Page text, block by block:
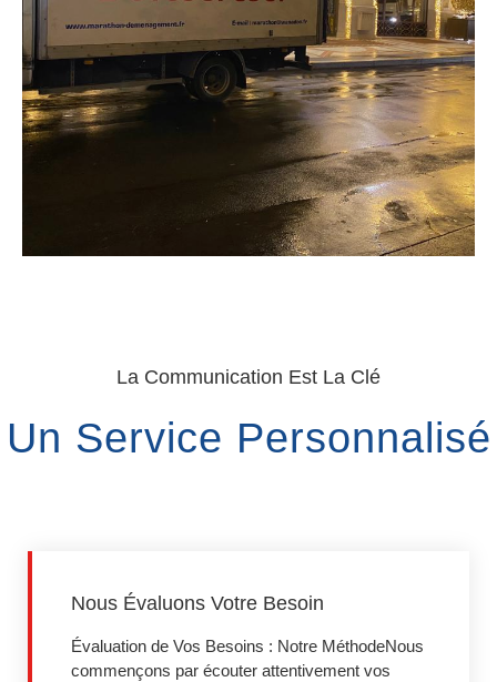
La Communication Est La Clé
Un Service Personnalisé
Nous Évaluons Votre Besoin
Évaluation de Vos Besoins : Notre MéthodeNous
commençons par écouter attentivement vos